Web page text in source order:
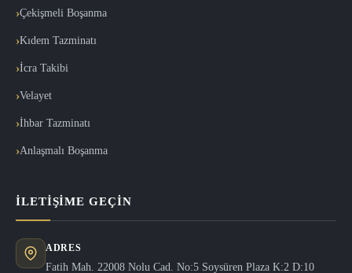
Çekişmeli Boşanma
Kıdem Tazminatı
İcra Takibi
Velayet
İhbar Tazminatı
Anlaşmalı Boşanma
İLETIŞIME GEÇIN
ADRES
Fatih Mah. 22008 Nolu Cad. No:5 Soysüren Plaza K:2 D:10